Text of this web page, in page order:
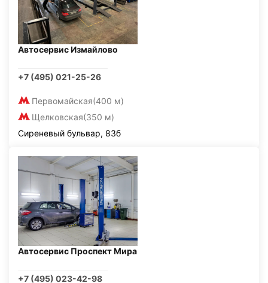
Автосервис Измайлово
+7 (495) 021-25-26
Первомайская(400 м)
Щелковская(350 м)
Сиреневый бульвар, 83б
Автосервис Проспект Мира
+7 (495) 023-42-98